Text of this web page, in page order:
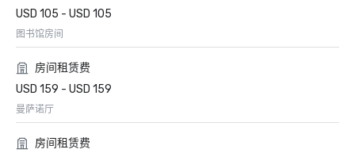
USD 105 - USD 105
图书馆房间
房间租赁费
USD 159 - USD 159
曼萨诺厅
房间租赁费